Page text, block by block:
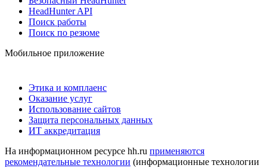
HeadHunter API
Поиск работы
Поиск по резюме
Мобильное приложение
Этика и комплаенс
Оказание услуг
Использование сайтов
Защита персональных данных
ИТ аккредитация
На информационном ресурсе hh.ru применяются
рекомендательные технологии (информационные технологии